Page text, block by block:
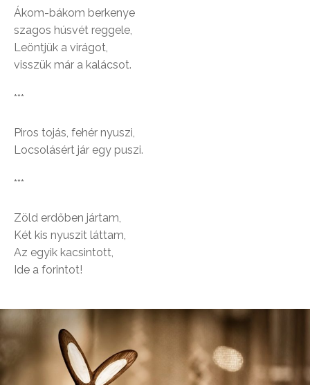
Ákom-bákom berkenye
szagos húsvét reggele,
Leöntjük a virágot,
visszük már a kalácsot.
***
Piros tojás, fehér nyuszi,
Locsolásért jár egy puszi.
***
Zöld erdőben jártam,
Két kis nyuszit láttam,
Az egyik kacsintott,
Ide a forintot!